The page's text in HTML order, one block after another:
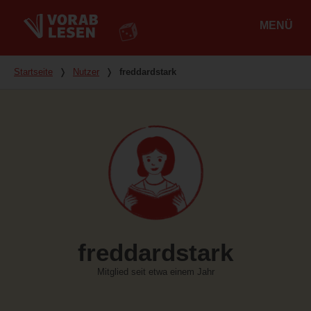
MENÜ
Du bist hier
Startseite ❭ Nutzer ❭ freddardstark
freddardstark
Mitglied seit etwa einem Jahr